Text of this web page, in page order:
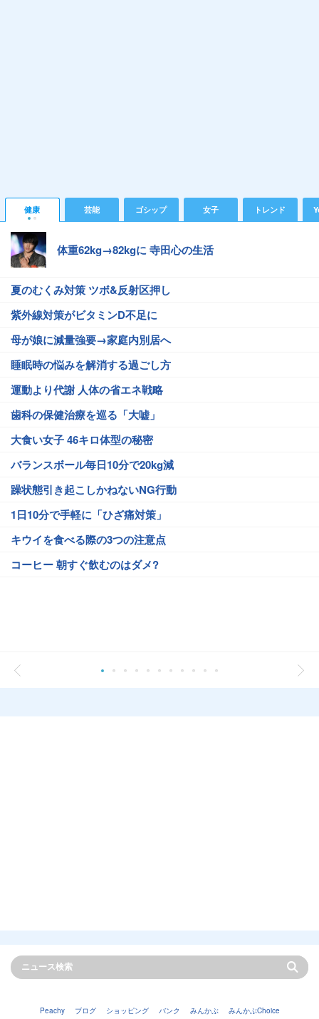
健康 芸能 ゴシップ 女子 トレンド
体重62kg→82kgに 寺田心の生活
夏のむくみ対策 ツボ&反射区押し
紫外線対策がビタミンD不足に
母が娘に減量強要→家庭内別居へ
睡眠時の悩みを解消する過ごし方
運動より代謝 人体の省エネ戦略
歯科の保健治療を巡る「大嘘」
大食い女子 46キロ体型の秘密
バランスボール毎日10分で20kg減
躁状態引き起こしかねないNG行動
1日10分で手軽に「ひざ痛対策」
キウイを食べる際の3つの注意点
コーヒー 朝すぐ飲むのはダメ?
Peachy ブログ ショッピング バンク みんかぶ みんかぶChoice